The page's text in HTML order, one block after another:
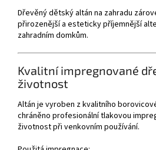
Dřevěný dětský altán na zahradu
přirozenější a esteticky příjemnější
zahradním domkům.
Kvalitní impregnované
životnost
Altán je vyroben z kvalitního
chráněno profesionální tlakovou
životnost při venkovním používání.